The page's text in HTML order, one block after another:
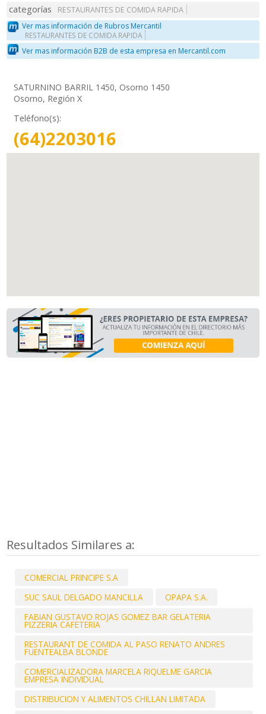
categorías
RESTAURANTES DE COMIDA RAPIDA
Ver mas información de Rubros Mercantil
RESTAURANTES DE COMIDA RAPIDA
Ver mas información B2B de esta empresa en Mercantil.com
SATURNINO BARRIL 1450, Osorno 1450
Osorno, Región X
Teléfono(s):
(64)2203016
Resultados Similares a:
COMERCIAL PRINCIPE S.A
SUC SAUL DELGADO MANCILLA
OPAPA S.A.
FABIAN GUSTAVO ROJAS GOMEZ BAR GELATERIA
PIZZERIA CAFETERIA
RESTAURANT DE COMIDA AL PASO RENATO ANDRES
FUENTEALBA BLONDE
COMERCIALIZADORA MARCELA RIQUELME GARCIA
EMPRESA INDIVIDUAL
DISTRIBUCION Y ALIMENTOS CHILLAN LIMITADA